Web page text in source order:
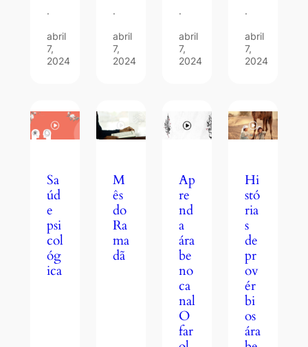
·
abril
7,
2024
·
abril
7,
2024
·
abril
7,
2024
·
abril
7,
2024
Sa
úd
e
psi
col
óg
ica
M
ês
do
Ra
ma
dã
Ap
re
nd
a
ára
be
no
ca
nal
O
far
Hi
stó
ria
s
de
pr
ov
ér
bi
os
ára